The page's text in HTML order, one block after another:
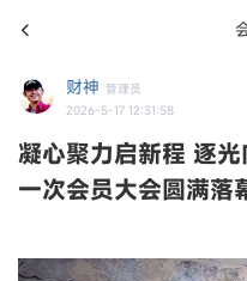
财神 管理员
2026-5-17 12:31:58
凝心聚力启新程 逐
一次会员大会圆满落